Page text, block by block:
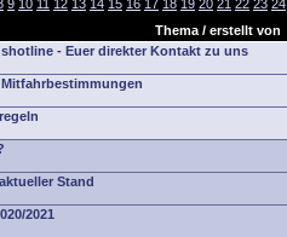
9 10 11 12 13 14 15 16 17 18 19 20 21 22 23 24
Thema / erstellt von
- Euer direkter Kontakt zu uns
Stand
2021